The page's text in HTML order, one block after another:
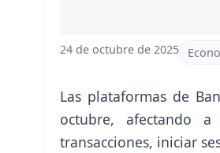
24 de octubre de 2025
Las plataformas de
octubre, afectando
transacciones, iniciar